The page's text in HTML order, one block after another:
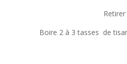
Boire 2 à 3 tasses de